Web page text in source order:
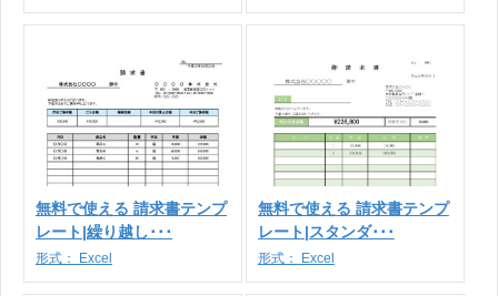
無料で使える 請求書テンプ
レート|繰り越し･･･
形式： Excel
無料で使える 請求書テンプ
レート|スタンダ･･･
形式： Excel